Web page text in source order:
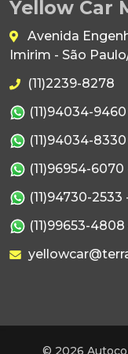
Yellow Car
Avenida
Imirim - São
(11)2239-8278
(11)94034-
(11)94034-
(11)96954-
(11)94730-2533
(11)99653-
© 2026